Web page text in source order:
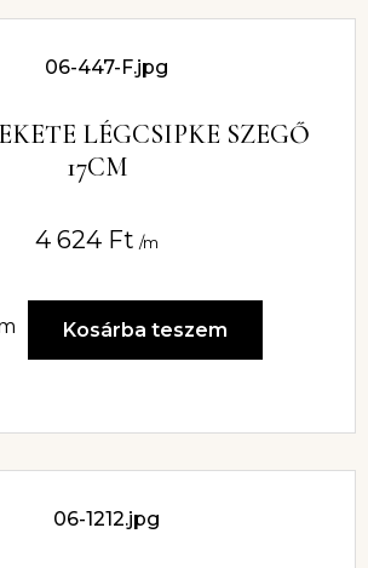
LÉGCSIPKE SZEGŐ
17CM
4 624 Ft /m
Kosárba teszem